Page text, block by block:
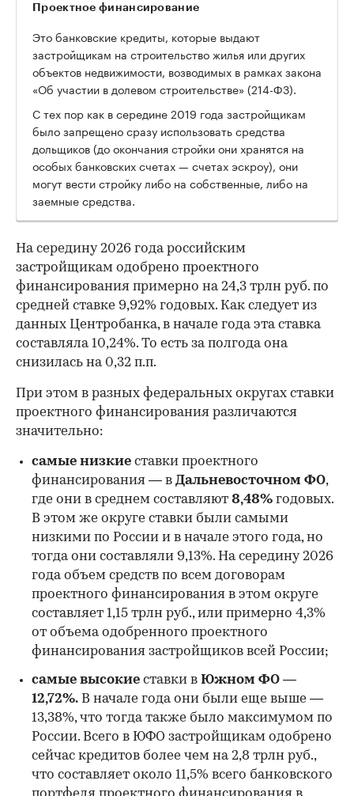
Проектное финансирование
Это банковские кредиты, которые выдают
застройщикам на строительство жилья или других
объектов недвижимости, возводимых в рамках закона
«Об участии в долевом строительстве» (214-ФЗ).
С тех пор как в середине 2019 года застройщикам
было запрещено сразу использовать средства
дольщиков (до окончания стройки они хранятся на
особых банковских счетах — счетах эскроу), они
могут вести стройку либо на собственные, либо на
заемные средства.
На середину 2026 года российским
застройщикам одобрено проектного
финансирования примерно на 24,3 трлн руб. по
средней ставке 9,92% годовых. Как следует из
данных Центробанка, в начале года эта ставка
составляла 10,24%. То есть за полгода она
снизилась на 0,32 п.п.
При этом в разных федеральных округах ставки
проектного финансирования различаются
значительно:
самые низкие ставки проектного
финансирования — в Дальневосточном ФО,
где они в среднем составляют 8,48% годовых.
В этом же округе ставки были самыми
низкими по России и в начале этого года, но
тогда они составляли 9,13%. На середину 2026
года объем средств по всем договорам
проектного финансирования в этом округе
составляет 1,15 трлн руб., или примерно 4,3%
от объема одобренного проектного
финансирования застройщиков всей России;
самые высокие ставки в Южном ФО —
12,72%. В начале года они были еще выше —
13,38%, что тогда также было максимумом по
России. Всего в ЮФО застройщикам одобрено
сейчас кредитов более чем на 2,8 трлн руб.,
что составляет около 11,5% всего банковского